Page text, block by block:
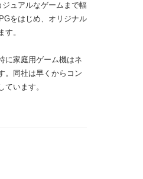
ュアルなゲームまで幅
をはじめ、オリジナル
。
に家庭用ゲーム機はネ
。同社は早くからコン
います。